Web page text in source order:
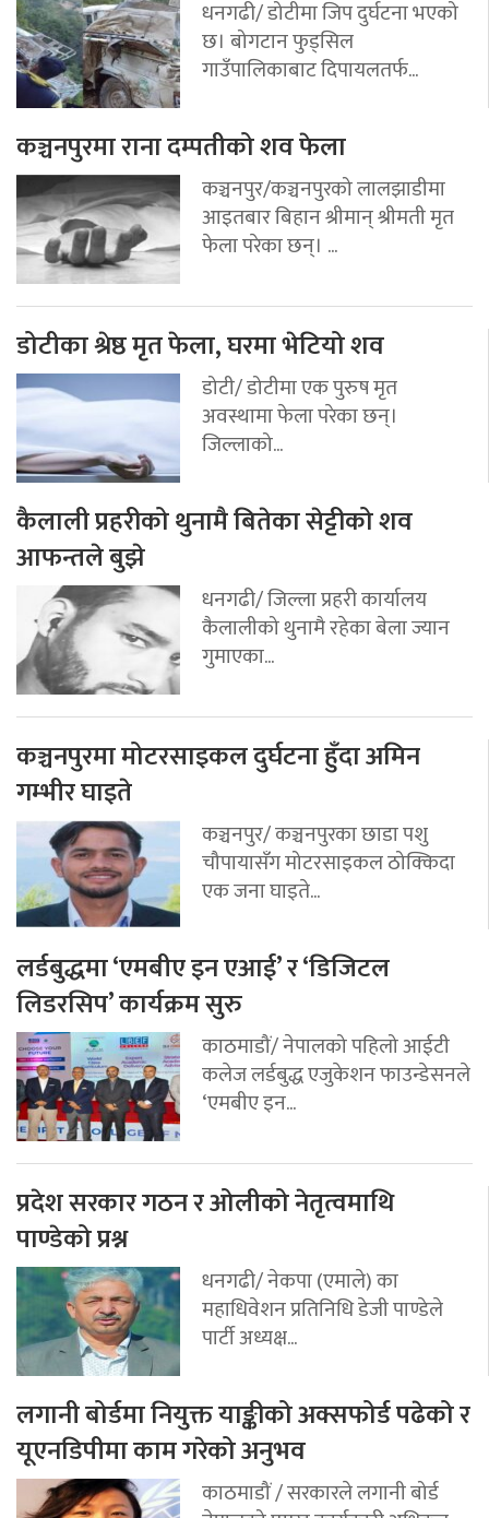
धनगढी/ डोटीमा जिप दुर्घटना भएको
छ। बोगटान फुड्सिल
गाउँपालिकाबाट दिपायलतर्फ...
कञ्चनपुरमा राना दम्पतीको शव फेला
कञ्चनपुर/कञ्चनपुरको लालझाडीमा
आइतबार बिहान श्रीमान् श्रीमती मृत
फेला परेका छन्। ...
डोटीका श्रेष्ठ मृत फेला, घरमा भेटियो शव
डोटी/ डोटीमा एक पुरुष मृत
अवस्थामा फेला परेका छन्।
जिल्लाको...
कैलाली प्रहरीको थुनामै बितेका सेट्टीको शव
आफन्तले बुझे
धनगढी/ जिल्ला प्रहरी कार्यालय
कैलालीको थुनामै रहेका बेला ज्यान
गुमाएका...
कञ्चनपुरमा मोटरसाइकल दुर्घटना हुँदा अमिन
गम्भीर घाइते
कञ्चनपुर/ कञ्चनपुरका छाडा पशु
चौपायासँग मोटरसाइकल ठोक्किदा
एक जना घाइते...
लर्डबुद्धमा ‘एमबीए इन एआई’ र ‘डिजिटल
लिडरसिप’ कार्यक्रम सुरु
काठमाडौं/ नेपालको पहिलो आईटी
कलेज लर्डबुद्ध एजुकेशन फाउन्डेसनले
‘एमबीए इन...
प्रदेश सरकार गठन र ओलीको नेतृत्वमाथि
पाण्डेको प्रश्न
धनगढी/ नेकपा (एमाले) का
महाधिवेशन प्रतिनिधि डेजी पाण्डेले
पार्टी अध्यक्ष...
लगानी बोर्डमा नियुक्त याङ्कीको अक्सफोर्ड पढेको र
यूएनडिपीमा काम गरेको अनुभव
काठमाडौं / सरकारले लगानी बोर्ड